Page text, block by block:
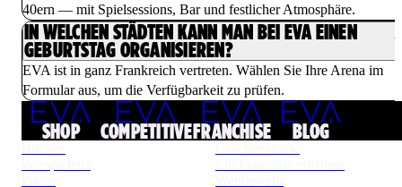
40ern — mit Spielsessions, Bar und festlicher Atmosphäre.
IN WELCHEN STÄDTEN KANN MAN BEI EVA EINEN
GEBURTSTAG ORGANISIEREN?
EVA ist in ganz Frankreich vertreten. Wählen Sie Ihre Arena im
Formular aus, um die Verfügbarkeit zu prüfen.
SHOP COMPETITIVEFRANCHISE BLOG